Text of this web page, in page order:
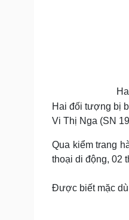
Hai đối tượng bị
Vi Thị Nga (SN
Qua kiểm trang
thoại di động, 02
Được biết mặc